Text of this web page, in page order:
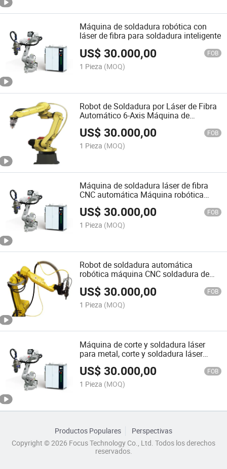
Máquina de soldadura robótica con
láser de fibra para soldadura inteligente
US$30.000,00 FOB
1 Pieza (MOQ)
Robot de Soldadura por Láser de Fibra
Automático 6-Axis Máquina de
Soldadura Robótica 3000W 6000W
US$30.000,00 FOB
1 Pieza (MOQ)
Máquina de soldadura láser de fibra
CNC automática Máquina robótica
industrial 2000W 3000W
US$30.000,00 FOB
1 Pieza (MOQ)
Robot de soldadura automática
robótica máquina CNC soldadura de
US$30.000,00 FOB
1 Pieza (MOQ)
Máquina de corte y soldadura láser
para metal, corte y soldadura láser
robótica automática
US$30.000,00 FOB
1 Pieza (MOQ)
Productos Populares
Perspectivas
Copyright © 2026 Focus Technology Co., Ltd. Todos los derechos
reservados.